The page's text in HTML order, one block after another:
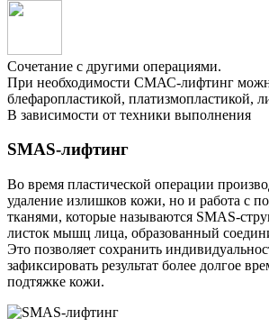
Сочетание с другими операциями.
При необходимости СМАС-лифтинг
блефаропластикой, платизмопластикой,
В зависимости от техники выполнения
SMAS-лифтинг
Во время пластической операции
удаление излишков кожи, но и работа с
тканями, которые называются SMAS-
листок мышц лица, образованный
Это позволяет сохранить
зафиксировать результат более долгое
подтяжке кожи.